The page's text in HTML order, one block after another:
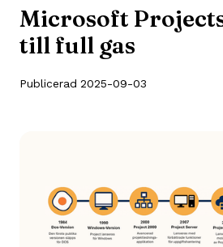
Microsoft
till full gas
Publicerad 2025-09-03